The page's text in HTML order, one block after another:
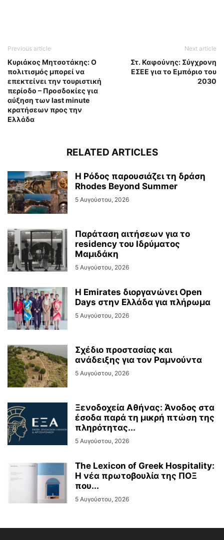
Previous article
Κυριάκος Μητσοτάκης: Ο
πολιτισμός μπορεί να
επεκτείνει την τουριστική
περίοδο – Προσδοκίες για
αύξηση των last minute
κρατήσεων προς την
Ελλάδα
Next article
Στ. Καφούνης: Σύγχρονη
ΕΣΕΕ για το Εμπόριο του
2030
RELATED ARTICLES
Η Ρόδος παρουσιάζει τη δράση
Rhodes Beyond Summer
5 Αυγούστου, 2026
Παράταση αιτήσεων για το
residency του Ιδρύματος
Μαμιδάκη
5 Αυγούστου, 2026
Η Emirates διοργανώνει Open
Days στην Ελλάδα για πλήρωμα
5 Αυγούστου, 2026
Σχέδιο προστασίας και
ανάδειξης για τον Ραμνούντα
5 Αυγούστου, 2026
Ξενοδοχεία Αθήνας: Άνοδος στα
έσοδα παρά τη μικρή πτώση της
πληρότητας...
5 Αυγούστου, 2026
The Lexicon of Greek Hospitality:
Η νέα πρωτοβουλία της ΠΟΞ
που...
5 Αυγούστου, 2026